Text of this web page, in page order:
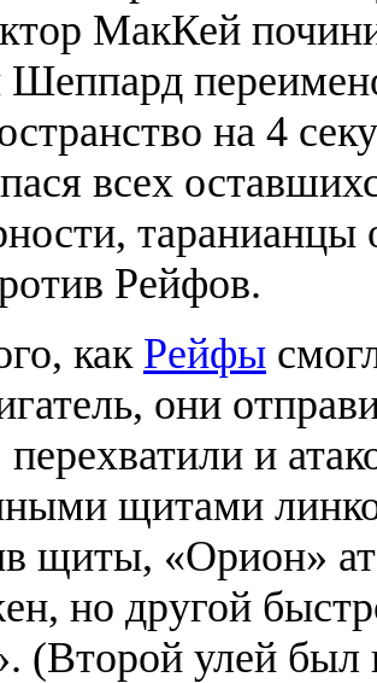
МакКей
Шеппард
на 4
всех
Рейфов.
как Рейфы
они
и
щитами
щиты, «Орион»
но другой
(Второй улей был